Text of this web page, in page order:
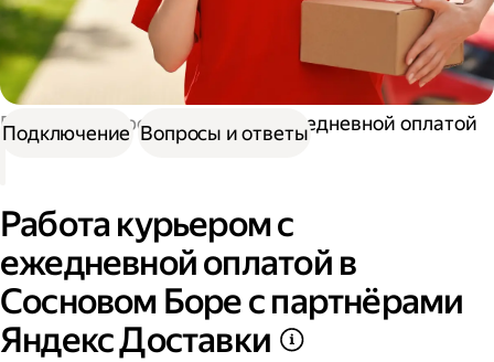
Работа курьером Курьер с ежедневной оплатой
Работа курьером с
ежедневной оплатой в
Сосновом Боре с партнёрами
Яндекс Доставки
Подключение Вопросы и ответы